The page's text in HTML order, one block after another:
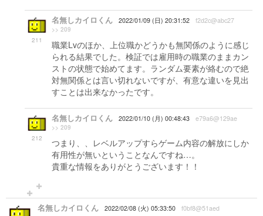
211
名無しカイロくん 2022/01/09 (日) 20:31:52 f2d2c@abc27
>> 209
職業Lvのほか、上位職かどうかも無関係のように感じ
られる結果でした。検証では雇用時の職業のままカン
ストの状態で始めてます。ランダム要素が絡むので絶
対無関係とは言い切れないですが、有意な違いを見出
すことは出来なかったです。
212
名無しカイロくん 2022/01/10 (月) 00:48:43 e79a6@129ae
>> 209
つまり、、レベルアップすらゲーム内容の解放にしか
有用性が無いということなんですね…。
貴重な情報をありがとうございます！！
名無しカイロくん 2022/02/08 (火) 05:33:50 f0bf8@51aed